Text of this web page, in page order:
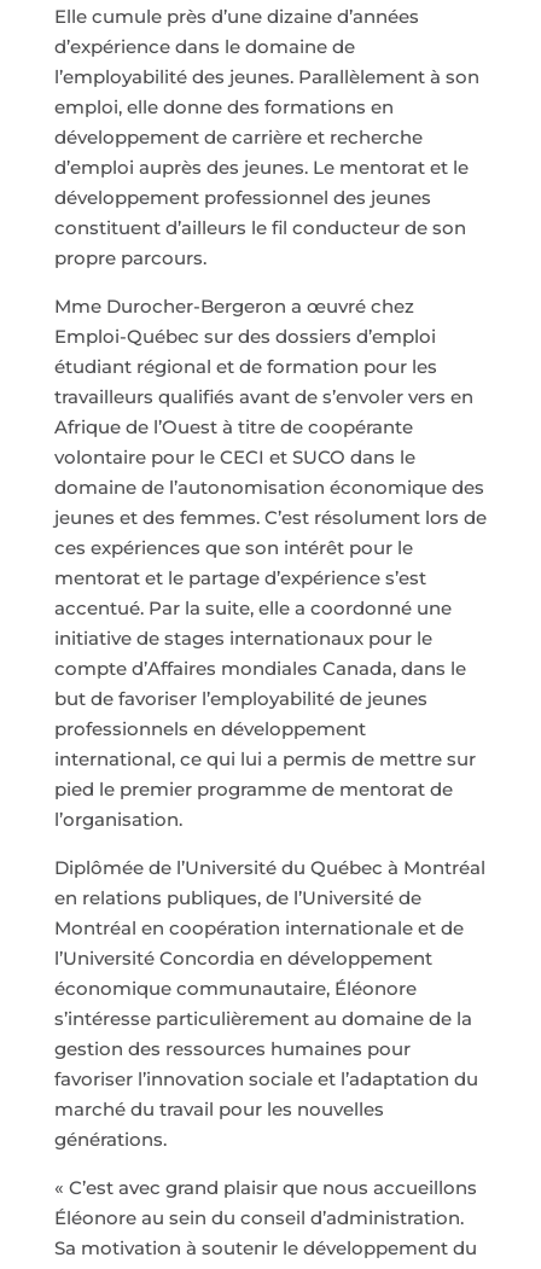
Elle cumule près d’une dizaine d’années
d’expérience dans le domaine de
l’employabilité des jeunes. Parallèlement à son
emploi, elle donne des formations en
développement de carrière et recherche
d’emploi auprès des jeunes. Le mentorat et le
développement professionnel des jeunes
constituent d’ailleurs le fil conducteur de son
propre parcours.
Mme Durocher-Bergeron a œuvré chez
Emploi-Québec sur des dossiers d’emploi
étudiant régional et de formation pour les
travailleurs qualifiés avant de s’envoler vers en
Afrique de l’Ouest à titre de coopérante
volontaire pour le CECI et SUCO dans le
domaine de l’autonomisation économique des
jeunes et des femmes. C’est résolument lors de
ces expériences que son intérêt pour le
mentorat et le partage d’expérience s’est
accentué. Par la suite, elle a coordonné une
initiative de stages internationaux pour le
compte d’Affaires mondiales Canada, dans le
but de favoriser l’employabilité de jeunes
professionnels en développement
international, ce qui lui a permis de mettre sur
pied le premier programme de mentorat de
l’organisation.
Diplômée de l’Université du Québec à Montréal
en relations publiques, de l’Université de
Montréal en coopération internationale et de
l’Université Concordia en développement
économique communautaire, Éléonore
s’intéresse particulièrement au domaine de la
gestion des ressources humaines pour
favoriser l’innovation sociale et l’adaptation du
marché du travail pour les nouvelles
générations.
« C’est avec grand plaisir que nous accueillons
Éléonore au sein du conseil d’administration.
Sa motivation à soutenir le développement du